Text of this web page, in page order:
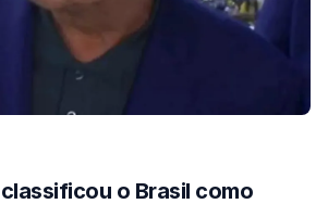
o Brasil como